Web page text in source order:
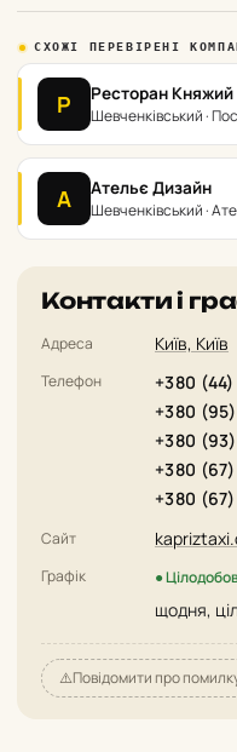
СХОЖІ ПЕРЕВІРЕНІ
Р Ресторан Княжий
Шевченківський ·
А Ательє Дизайн
Шевченківський ·
Контакти і
Адреса Київ, Київ
Телефон +380 (44)
+380 (95)
+380 (93)
+380 (67)
+380 (67)
Сайт
Графік ●
щодня,
⚠️Повідомити про